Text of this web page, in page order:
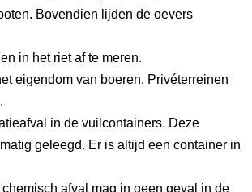
Bovendien lijden de oevers
in het riet af te meren.
eigendom van boeren. Privéterreinen
in de vuilcontainers. Deze
geleegd. Er is altijd een container in
afval mag in geen geval in de